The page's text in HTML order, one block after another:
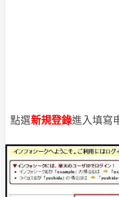
點選新規登錄進入填寫